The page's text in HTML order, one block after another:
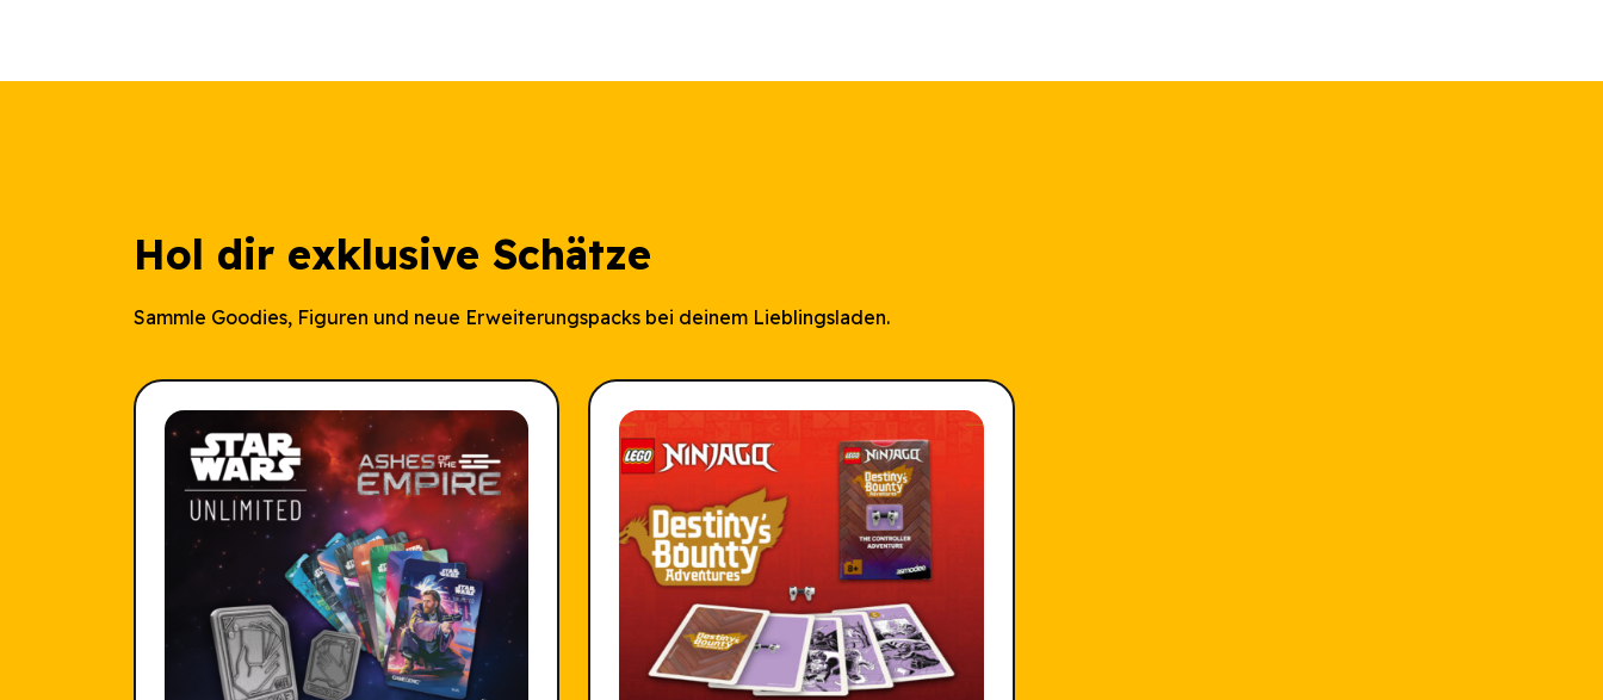
Hol dir exklusive Schätze
Sammle Goodies, Figuren und neue Erweiterungspacks bei deinem Lieblingsladen.